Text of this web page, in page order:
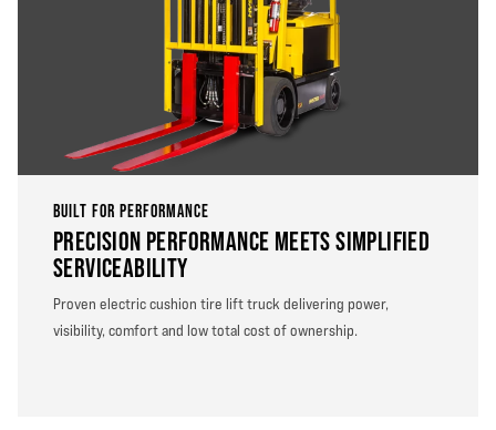
BUILT FOR PERFORMANCE
PRECISION PERFORMANCE MEETS SIMPLIFIED
SERVICEABILITY
Proven electric cushion tire lift truck delivering power,
visibility, comfort and low total cost of ownership.